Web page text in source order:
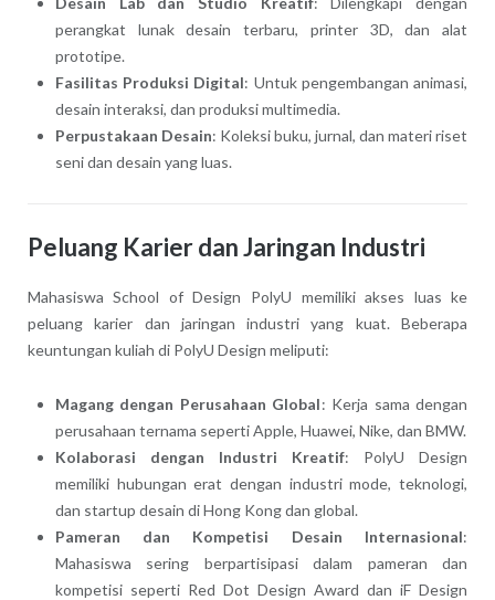
perangkat lunak desain terbaru, printer 3D, dan alat
prototipe.
Fasilitas Produksi Digital: Untuk pengembangan animasi,
desain interaksi, dan produksi multimedia.
Perpustakaan Desain: Koleksi buku, jurnal, dan materi riset
seni dan desain yang luas.
Peluang Karier dan Jaringan Industri
Mahasiswa School of Design PolyU memiliki akses luas ke
peluang karier dan jaringan industri yang kuat. Beberapa
keuntungan kuliah di PolyU Design meliputi:
Magang dengan Perusahaan Global: Kerja sama dengan
perusahaan ternama seperti Apple, Huawei, Nike, dan BMW.
Kolaborasi dengan Industri Kreatif: PolyU Design
memiliki hubungan erat dengan industri mode, teknologi,
dan startup desain di Hong Kong dan global.
Pameran dan Kompetisi Desain Internasional:
Mahasiswa sering berpartisipasi dalam pameran dan
kompetisi seperti Red Dot Design Award dan iF Design